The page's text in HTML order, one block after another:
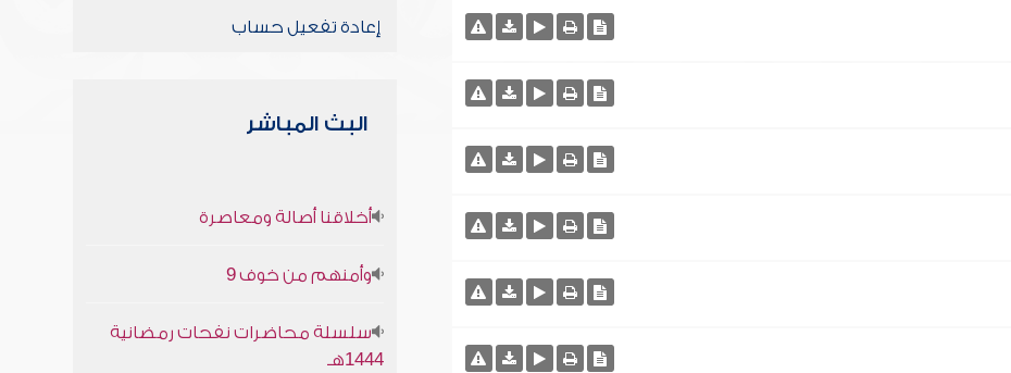
إعادة تفعيل حساب
البث المباشر
أخلاقنا أصالة ومعاصرة
وأمنهم من خوف 9
سلسلة محاضرات نفحات رمضانية
1444هـ